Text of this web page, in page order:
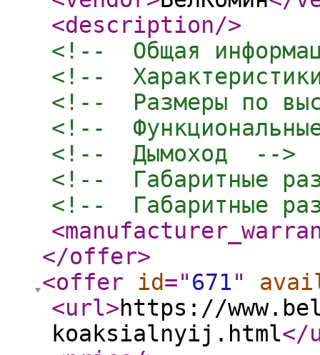
<description/>
<!--  Общая
<!--
<!--  Размеры по
<!--
<!--  Дымоход  -->
<!--  Габаритные
<!--  Габаритные
</offer>
<offer
id="671"
<url>https://
koaksialnyij.html</